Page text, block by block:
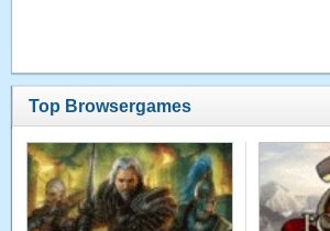
Top Browsergames